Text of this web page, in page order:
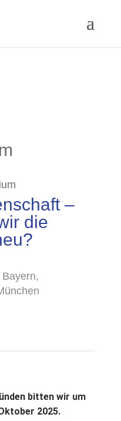
–
die
bitten wir um
2025.